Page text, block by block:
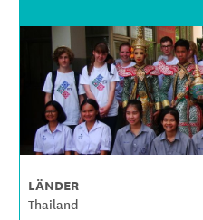
LÄNDER
Thailand